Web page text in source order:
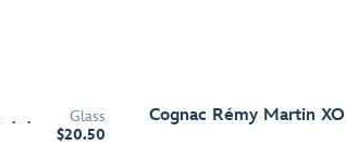
Glass
$20.50
Cognac Rémy Martin XO